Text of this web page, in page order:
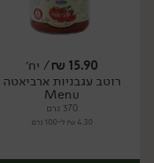
יח׳
15.90
₪/ יח׳
רוטב עגבניות ארביאטה
Menu
370 גרם
4.30 ₪ ל-100 גרם